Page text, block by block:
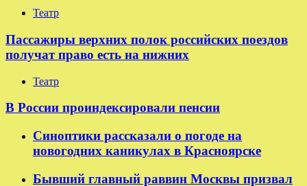
Театр
Пассажиры верхних полок российских поездов
получат право есть на нижних
Театр
В России проиндексировали пенсии
Синоптики рассказали о погоде на
новогодних каникулах в Красноярске
Бывший главный раввин Москвы призвал